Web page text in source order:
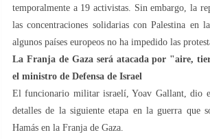
temporalmente a 19 activistas. Sin embargo, la
las concentraciones solidarias con Palestina en
algunos países europeos no ha impedido las
La Franja de Gaza será atacada por "aire,
el ministro de Defensa de Israel
El funcionario militar israelí, Yoav Gallant, dio
detalles de la siguiente etapa en la guerra que
Hamás en la Franja de Gaza.